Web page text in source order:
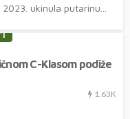
ukinula putarinu...
C-Klasom podiže
1.63K